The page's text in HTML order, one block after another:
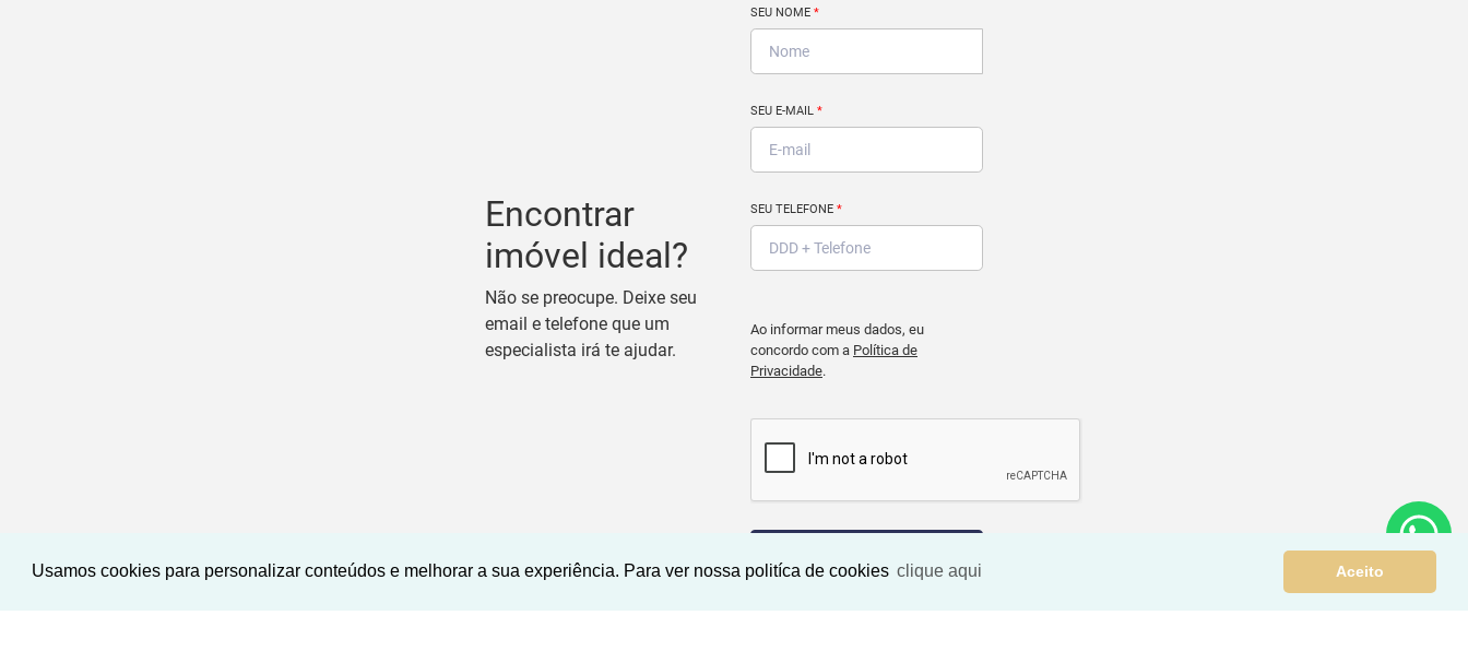
Usamos cookies para personalizar conteúdos e melhorar a sua experiência. Para ver nossa politíca de cookies clique aqui Aceito
Encontrar
imóvel ideal?
Não se preocupe. Deixe seu
email e telefone que um
especialista irá te ajudar.
SEU NOME *
SEU E-MAIL *
SEU TELEFONE *
Ao informar meus dados, eu
concordo com a Política de
Privacidade.